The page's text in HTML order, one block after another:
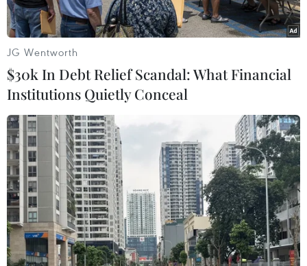
JG Wentworth
$30k In Debt Relief Scandal: What Financial
Institutions Quietly Conceal